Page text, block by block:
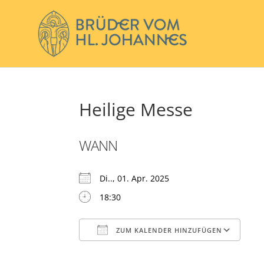
Heilige Messe
WANN
Di.., 01. Apr. 2025
18:30
ZUM KALENDER HINZUFÜGEN